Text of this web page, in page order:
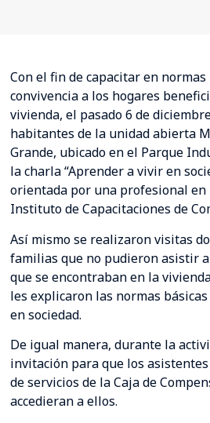
Con el fin de capacitar en normas
convivencia a los hogares
vivienda, el pasado 6 de
habitantes de la unidad abierta
Grande, ubicado en el Parque
la charla “Aprender a vivir en
orientada por una profesional en
Instituto de Capacitaciones de
Así mismo se realizaron visitas
familias que no pudieron asistir
que se encontraban en la
les explicaron las normas
en sociedad.
De igual manera, durante la
invitación para que los
de servicios de la Caja de
accedieran a ellos.